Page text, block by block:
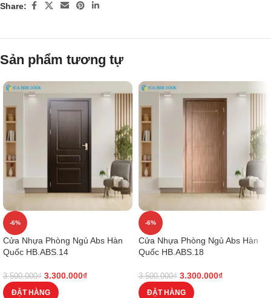
Share:
Sản phẩm tương tự
-6%
Cửa Nhựa Phòng Ngủ Abs Hàn
Quốc HB.ABS.14
3.500.000₫ 3.300.000₫
ĐẶT HÀNG
-6%
Cửa Nhựa Phòng Ngủ Abs Hàn
Quốc HB.ABS.18
3.500.000₫ 3.300.000₫
ĐẶT HÀNG